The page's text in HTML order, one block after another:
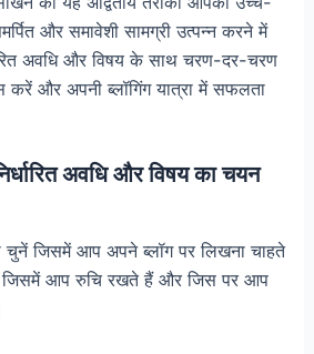
और समावेशी सामग्री उत्पन्न करने में
अवधि और विषय के साथ चरण-दर-चरण
करें और अपनी ब्लॉगिंग यात्रा में सफलता
अवधि और विषय का चयन
चुनें जिसमें आप अपने ब्लॉग पर लिखना चाहते
जिसमें आप रुचि रखते हैं और जिस पर आप